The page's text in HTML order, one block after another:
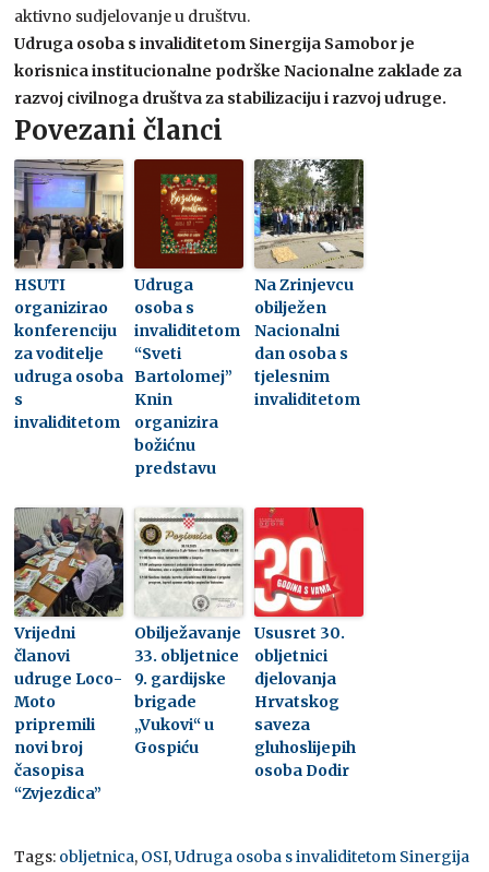
aktivno sudjelovanje u društvu.
Udruga osoba s invaliditetom Sinergija Samobor je
korisnica institucionalne podrške Nacionalne zaklade za
razvoj civilnoga društva za stabilizaciju i razvoj udruge.
Povezani članci
HSUTI
organizirao
konferenciju
za voditelje
udruga osoba
s
invaliditetom
Udruga
osoba s
invaliditetom
“Sveti
Bartolomej”
Knin
organizira
božićnu
predstavu
Na Zrinjevcu
obilježen
Nacionalni
dan osoba s
tjelesnim
invaliditetom
Vrijedni
članovi
udruge Loco-
Moto
pripremili
novi broj
časopisa
“Zvjezdica”
Obilježavanje
33. obljetnice
9. gardijske
brigade
„Vukovi“ u
Gospiću
Ususret 30.
obljetnici
djelovanja
Hrvatskog
saveza
gluhoslijepih
osoba Dodir
Tags: obljetnica, OSI,Udruga osoba s invaliditetom Sinergija